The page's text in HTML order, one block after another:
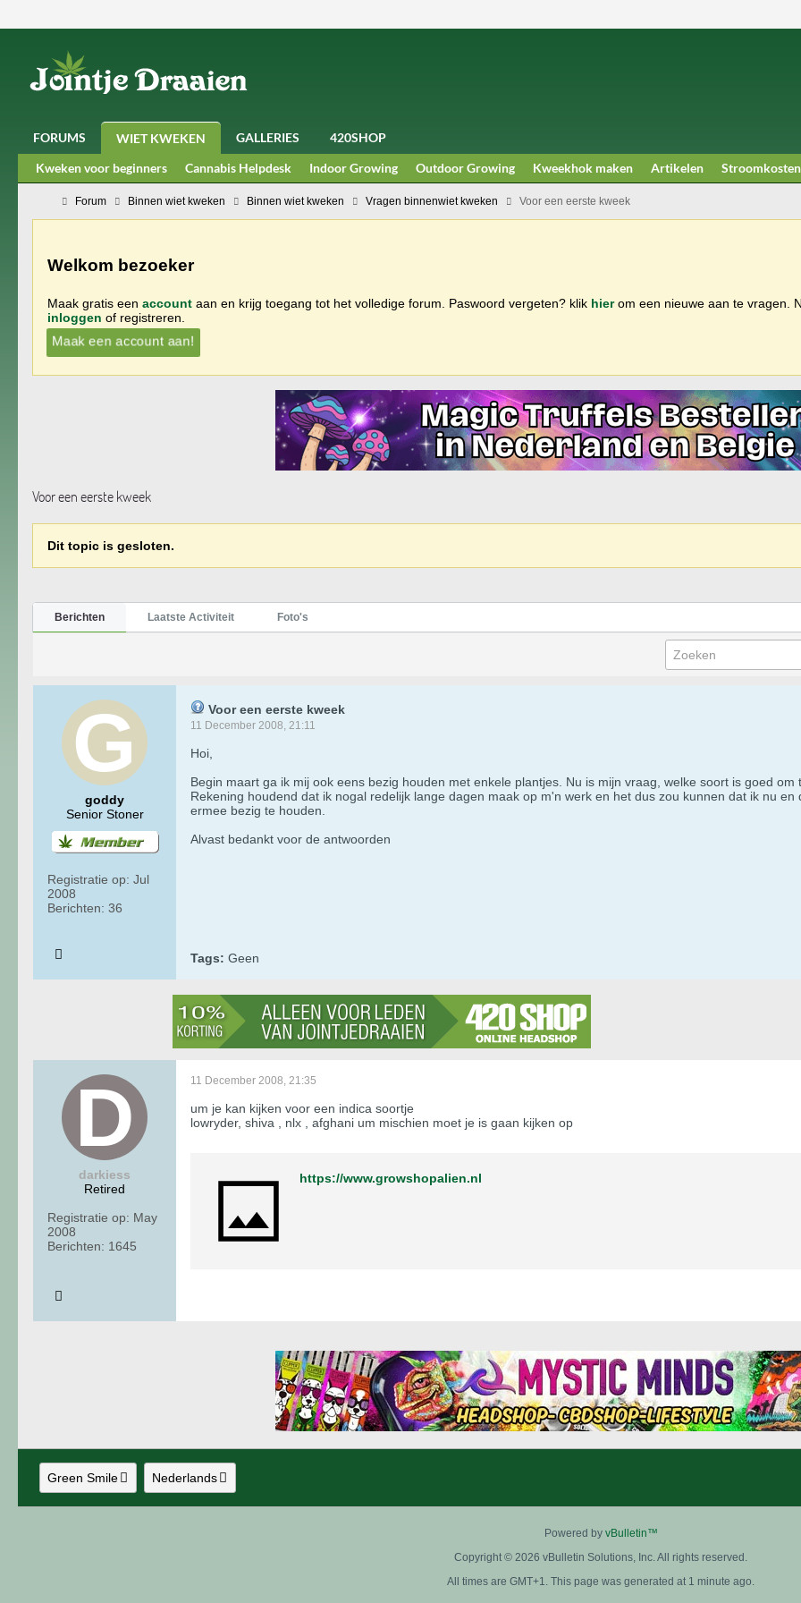
FORUMS WIET KWEKEN GALLERIES
420SHOP
Kweken voor beginners
Cannabis Helpdesk Indoor Growing Outdoor Growing Kweekhok maken Artikelen Stroomkosten
Forum Binnen wiet kweken Binnen wiet kweken Vragen binnenwiet kweken Voor een eerste kweek
Welkom bezoeker
Maak gratis een account aan en krijg toegang tot het volledige forum. Paswoord vergeten? klik hierom een nieuwe aan te vragen.
inloggen of registreren.
Maak een account aan!
Voor een eerste kweek
Dit topic is gesloten.
Berichten Laatste Activiteit Foto's
goddy
Senior Stoner
Registratie op: Jul
2008
Berichten: 36
Voor een eerste kweek
11 December 2008, 21:11
Hoi,
Begin maart ga ik mij ook eens bezig houden met enkele plantjes. Nu is mijn vraag, welke soort is goed om
Rekening houdend dat ik nogal redelijk lange dagen maak op m'n werk en het dus zou kunnen dat ik nu
ermee bezig te houden.
Alvast bedankt voor de antwoorden
Tags: Geen
darkiess
Retired
Registratie op: May
2008
Berichten: 1645
11 December 2008, 21:35
um je kan kijken voor een indica soortje
lowryder, shiva , nlx , afghani um mischien moet je is gaan kijken op
https://www.growshopalien.nl
Green Smile Nederlands
Powered by vBulletin™
Copyright © 2026 vBulletin Solutions, Inc. All rights reserved.
All times are GMT+1. This page was generated at 1 minute ago.